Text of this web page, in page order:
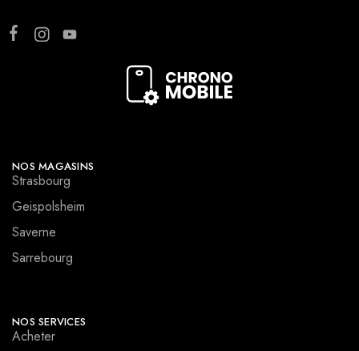
NOS MAGASINS
Strasbourg
Geispolsheim
Saverne
Sarrebourg
NOS SERVICES
Acheter